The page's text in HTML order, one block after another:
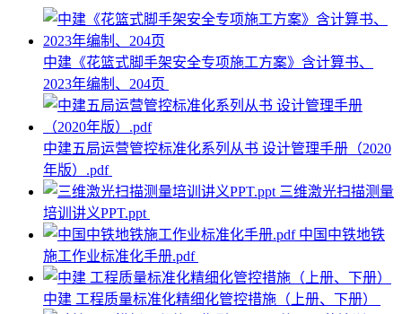
中建《花篮式脚手架安全专项施工方案》含计算书、
2023年编制、204页
中建五局运营管控标准化系列从书 设计管理手册（2020
年版）.pdf
三维激光扫描测量
培训讲义PPT.ppt
中国中铁地铁
施工作业标准化手册.pdf
中建 工程质量标准化精细化管控措施（上册、下册）